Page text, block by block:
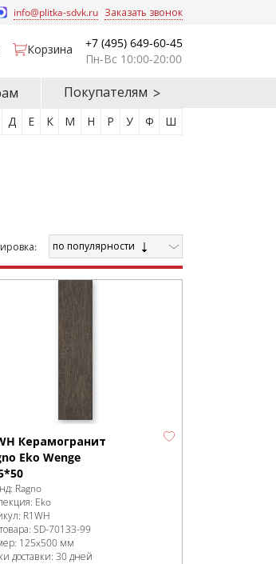
info@plitka-sdvk.ru Заказать звонок
Корзина
+7 (495) 649-60-45
Пн-Вс 10:00-20:00
Покупателям
Д Е К М Н Р У Ф Ш
по популярности
Керамогранит
Eko Wenge
Ragno
Eko
R1WH
SD-70133-99
125x500 мм
доставки: 30 дней